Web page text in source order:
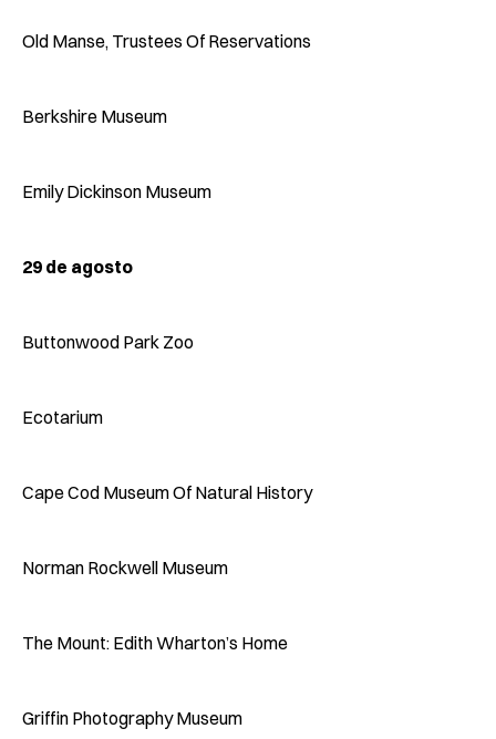
Old Manse, Trustees Of Reservations
Berkshire Museum
Emily Dickinson Museum
29 de agosto
Buttonwood Park Zoo
Ecotarium
Cape Cod Museum Of Natural History
Norman Rockwell Museum
The Mount: Edith Wharton’s Home
Griffin Photography Museum